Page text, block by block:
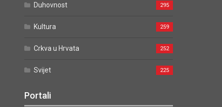
Duhovnost 295
Kultura 259
Crkva u Hrvata 252
Svijet 225
Portali